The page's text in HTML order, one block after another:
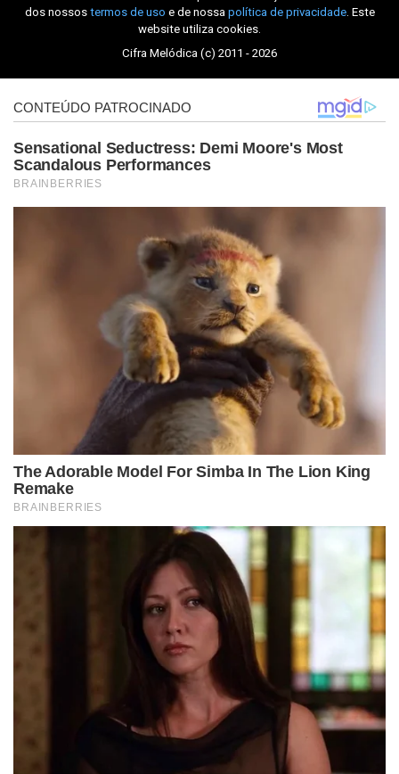
dos nossos termos de uso e de nossa política de privacidade. Este
website utiliza cookies.
Cifra Melódica (c) 2011 - 2026